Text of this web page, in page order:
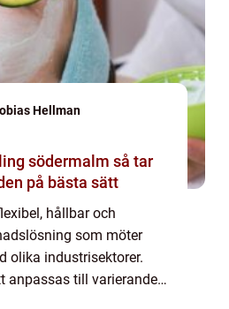
Hellman
så tar
på bästa sätt
hållbar och
som möter
olika industrisektorer.
anpassas till varierande